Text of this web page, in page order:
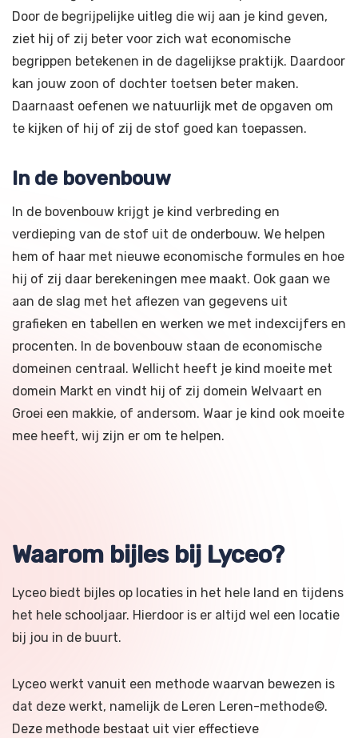
Door de begrijpelijke uitleg die wij aan je kind geven,
ziet hij of zij beter voor zich wat economische
begrippen betekenen in de dagelijkse praktijk. Daardoor
kan jouw zoon of dochter toetsen beter maken.
Daarnaast oefenen we natuurlijk met de opgaven om
te kijken of hij of zij de stof goed kan toepassen.
In de bovenbouw
In de bovenbouw krijgt je kind verbreding en
verdieping van de stof uit de onderbouw. We helpen
hem of haar met nieuwe economische formules en hoe
hij of zij daar berekeningen mee maakt. Ook gaan we
aan de slag met het aflezen van gegevens uit
grafieken en tabellen en werken we met indexcijfers en
procenten. In de bovenbouw staan de economische
domeinen centraal. Wellicht heeft je kind moeite met
domein Markt en vindt hij of zij domein Welvaart en
Groei een makkie, of andersom. Waar je kind ook moeite
mee heeft, wij zijn er om te helpen.
Waarom bijles bij Lyceo?
Lyceo biedt bijles op locaties in het hele land en tijdens
het hele schooljaar. Hierdoor is er altijd wel een locatie
bij jou in de buurt.
Lyceo werkt vanuit een methode waarvan bewezen is
dat deze werkt, namelijk de Leren Leren-methode©.
Deze methode bestaat uit vier effectieve